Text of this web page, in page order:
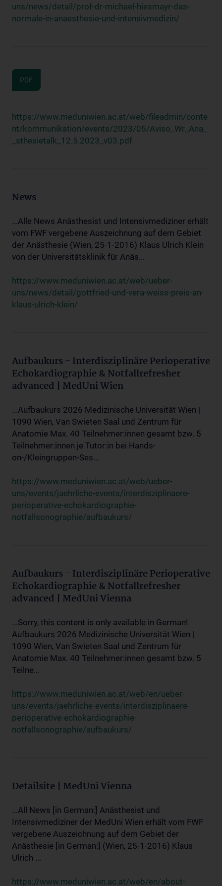
uns/news/detail/prof-dr-michael-hiesmayr-das-
normale-in-anaesthesie-und-intensivmedizin/
PDF
https://www.meduniwien.ac.at/web/fileadmin/conte
nt/kommunikation/events/2023/05/Aviso_Wr_Ana_
_sthesietalk_12.5.2023_v03.pdf
News
...Alle News Anästhesist und Intensivmediziner erhält
vom FWF vergebene Auszeichnung auf dem Gebiet
der Anästhesie (Wien, 25-1-2016) Klaus Ulrich Klein
von der Universitätsklinik für Anäs...
https://www.meduniwien.ac.at/web/ueber-
uns/news/detail/gottfried-und-vera-weiss-preis-an-
klaus-ulrich-klein/
Aufbaukurs - Interdisziplinäre Perioperative
Echokardiographie & Notfallrefresher
advanced | MedUni Wien
...Aufbaukurs 2026 Medizinische Universität Wien |
1090 Wien, Van Swieten Saal und Zentrum für
Anatomie Max. 40 Teilnehmer:innen gesamt bzw. 5
Teilnehmer:innen je Tutor:in bei Hands-
on-/Kleingruppen-Ses...
https://www.meduniwien.ac.at/web/ueber-
uns/events/jaehrliche-events/interdisziplinaere-
perioperative-echokardiographie-
notfallsonographie/aufbaukurs/
Aufbaukurs - Interdisziplinäre Perioperative
Echokardiographie & Notfallrefresher
advanced | MedUni Vienna
...Sorry, this content is only available in German!
Aufbaukurs 2026 Medizinische Universität Wien |
1090 Wien, Van Swieten Saal und Zentrum für
Anatomie Max. 40 Teilnehmer:innen gesamt bzw. 5
Teilne...
https://www.meduniwien.ac.at/web/en/ueber-
uns/events/jaehrliche-events/interdisziplinaere-
perioperative-echokardiographie-
notfallsonographie/aufbaukurs/
Detailsite | MedUni Vienna
...All News [in German:] Anästhesist und
Intensivmediziner der MedUni Wien erhält vom FWF
vergebene Auszeichnung auf dem Gebiet der
Anästhesie [in German:] (Wien, 25-1-2016) Klaus
Ulrich ...
https://www.meduniwien.ac.at/web/en/about-